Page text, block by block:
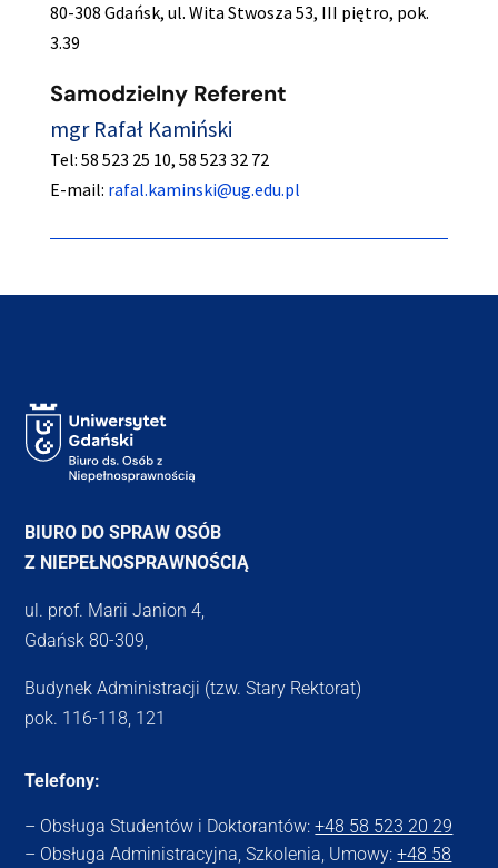
80-308 Gdańsk, ul. Wita Stwosza 53, III piętro, pok.
3.39
Samodzielny Referent
mgr Rafał Kamiński
Tel: 58 523 25 10, 58 523 32 72
E-mail: rafal.kaminski@ug.edu.pl
BIURO DO SPRAW OSÓB
Z NIEPEŁNOSPRAWNOŚCIĄ
ul. prof. Marii Janion 4,
Gdańsk 80-309,
Budynek Administracji (tzw. Stary Rektorat)
pok. 116-118, 121
Telefony:
– Obsługa Studentów i Doktorantów:+48 58 523 20 29
– Obsługa Administracyjna, Szkolenia, Umowy:+48 58